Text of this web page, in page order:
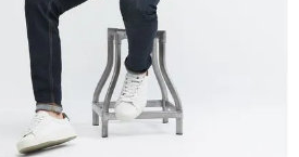
Compra rápida
AGREGAR AL CARRITO
L